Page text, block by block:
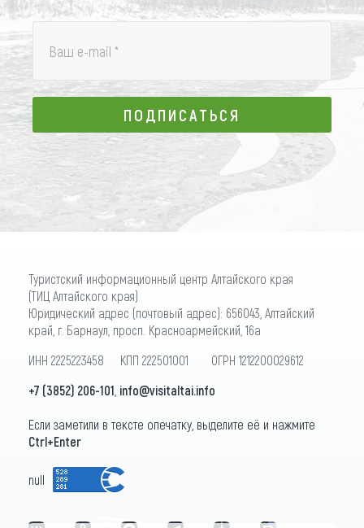
Ваш e-mail *
ПОДПИСАТЬСЯ
ПОДПИСАТЬСЯ
Туристский информационный центр Алтайского края
(ТИЦ Алтайского края)
Юридический адрес (почтовый адрес): 656043, Алтайский
край, г. Барнаул, просп. Красноармейский, 16а
ИНН 2225223458 КПП 222501001 ОГРН 1212200029612
+7 (3852) 206-101 info@visitaltai.info
Если заметили в тексте опечатку, выделите её и нажмите
Ctrl+Enter
null